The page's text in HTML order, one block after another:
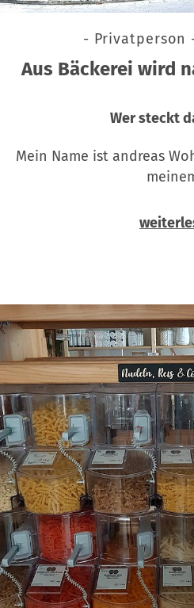
- Privatperson
Aus Bäckerei wird
Wer steckt
Mein Name ist andreas